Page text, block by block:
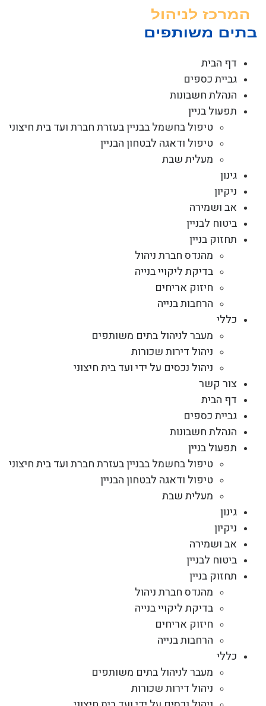
דף הבית
גביית כספים
הנהלת חשבונות
תפעול בניין
טיפול בחשמל בבניין בעזרת חברת ועד בית חיצוני
טיפול ודאגה לבטחון הבניין
מעלית שבת
גינון
ניקיון
אב ושמירה
ביטוח לבניין
תחזוק בניין
מהנדס חברת ניהול
בדיקת ליקויי בנייה
חיזוק אריחים
הרחבות בנייה
כללי
מעבר לניהול בתים משותפים
ניהול דירות שכורות
ניהול נכסים על ידי ועד בית חיצוני
צור קשר
דף הבית
גביית כספים
הנהלת חשבונות
תפעול בניין
טיפול בחשמל בבניין בעזרת חברת ועד בית חיצוני
טיפול ודאגה לבטחון הבניין
מעלית שבת
גינון
ניקיון
אב ושמירה
ביטוח לבניין
תחזוק בניין
מהנדס חברת ניהול
בדיקת ליקויי בנייה
חיזוק אריחים
הרחבות בנייה
כללי
מעבר לניהול בתים משותפים
ניהול דירות שכורות